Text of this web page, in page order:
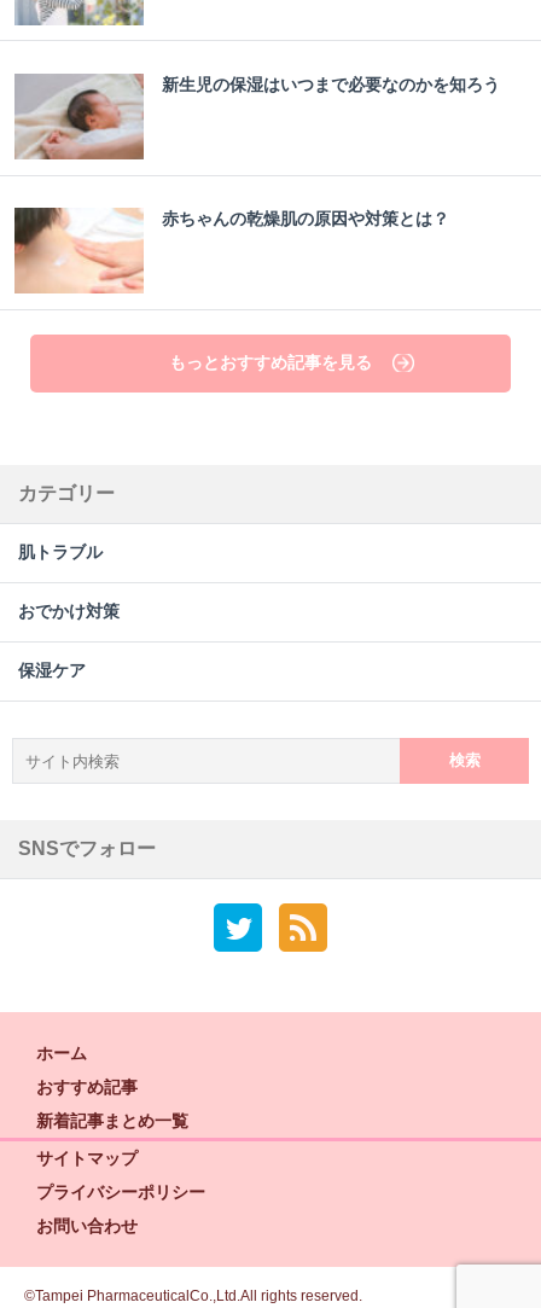
新生児の保湿はいつまで必要なのかを知ろう
赤ちゃんの乾燥肌の原因や対策とは？
もっとおすすめ記事を見る
カテゴリー
肌トラブル
おでかけ対策
保湿ケア
索:
SNSでフォロー
ホーム
おすすめ記事
新着記事まとめ一覧
サイトマップ
プライバシーポリシー
お問い合わせ
©Tampei PharmaceuticalCo.,Ltd.All rights reserved.